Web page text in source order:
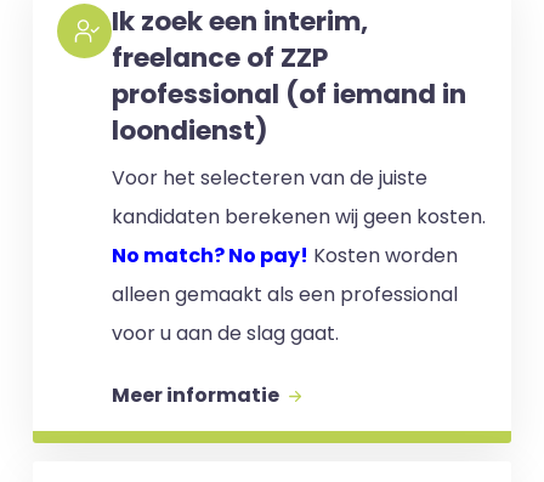
Ik zoek een interim,
freelance of ZZP
professional (of iemand in
loondienst)
Voor het selecteren van de juiste
kandidaten berekenen wij geen kosten.
No match? No pay! Kosten worden
alleen gemaakt als een professional
voor u aan de slag gaat.
Meer informatie